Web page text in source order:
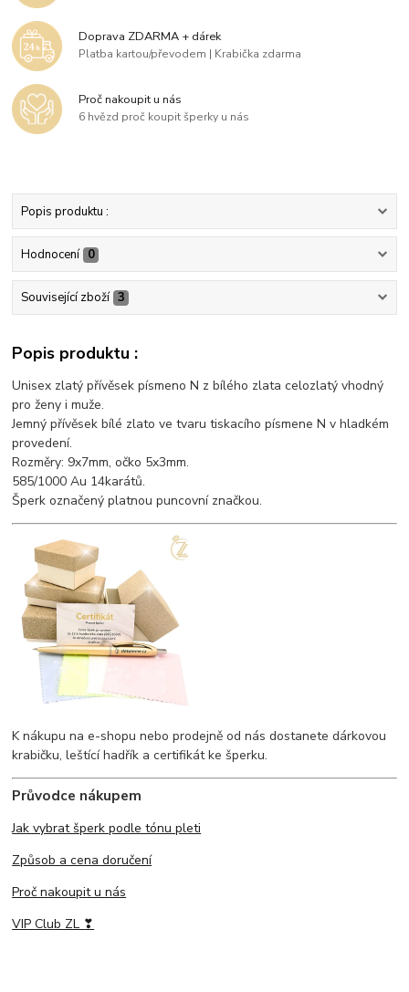
Doprava ZDARMA + dárek
Platba kartou/převodem | Krabička zdarma
Proč nakoupit u nás
6 hvězd proč koupit šperky u nás
Popis produktu :
Hodnocení 0
Související zboží 3
Popis produktu :
Unisex zlatý přívěsek písmeno N z bílého zlata celozlatý vhodný
pro ženy i muže.
Jemný přívěsek bílé zlato ve tvaru tiskacího písmene N v hladkém
provedení.
Rozměry: 9x7mm, očko 5x3mm.
585/1000 Au 14karátů.
Šperk označený platnou puncovní značkou.
K nákupu na e-shopu nebo prodejně od nás dostanete dárkovou
krabičku, leštící hadřík a certifikát ke šperku.
Průvodce nákupem
Jak vybrat šperk podle tónu pleti
Způsob a cena doručení
Proč nakoupit u nás
VIP Club ZL ❣